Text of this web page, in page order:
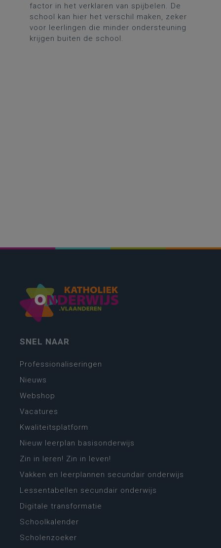
factor in het verklaren van spijbelen. De
school kan hier het verschil maken, zeker
voor leerlingen die minder ondersteuning
krijgen buiten de school.
SNEL NAAR
Professionaliseringen
Nieuws
Webshop
Vacatures
Kwaliteitsplatform
Nieuw leerplan basisonderwijs
Zin in leren! Zin in leven!
Vakken en leerplannen secundair onderwijs
Lessentabellen secundair onderwijs
Digitale transformatie
Schoolkalender
Scholenzoeker